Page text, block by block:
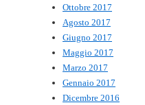
Ottobre 2017
Agosto 2017
Giugno 2017
Maggio 2017
Marzo 2017
Gennaio 2017
Dicembre 2016